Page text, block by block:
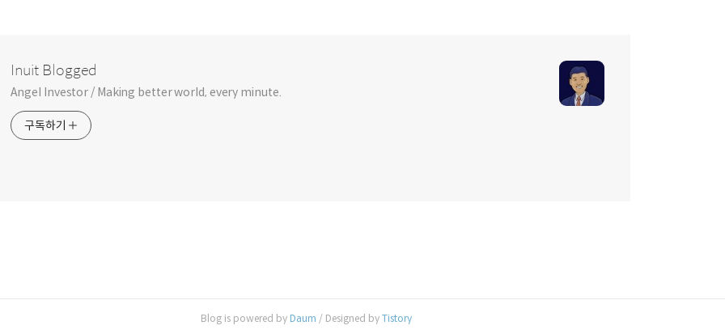
Inuit Blogged
Angel Investor / Making better world, every minute.
구독하기
Blog is powered by Daum / Designed byTistory